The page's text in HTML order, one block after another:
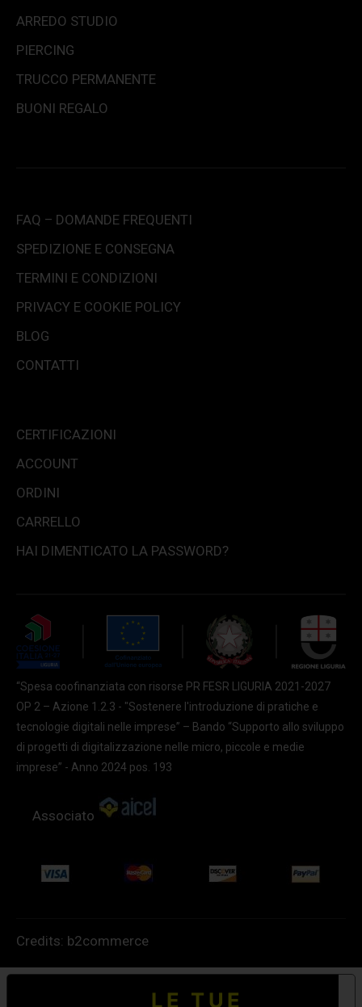
ARREDO STUDIO
PIERCING
TRUCCO PERMANENTE
BUONI REGALO
FAQ – DOMANDE FREQUENTI
SPEDIZIONE E CONSEGNA
TERMINI E CONDIZIONI
PRIVACY E COOKIE POLICY
BLOG
CONTATTI
CERTIFICAZIONI
ACCOUNT
ORDINI
CARRELLO
HAI DIMENTICATO LA PASSWORD?
“Spesa coofinanziata con risorse PR FESR LIGURIA 2021-2027
OP 2 – Azione 1.2.3 - "Sostenere l'introduzione di pratiche e
tecnologie digitali nelle imprese” – Bando “Supporto allo sviluppo
di progetti di digitalizzazione nelle micro, piccole e medie
imprese” - Anno 2024 pos. 193
Associato
Credits: b2commerce
LE TUE